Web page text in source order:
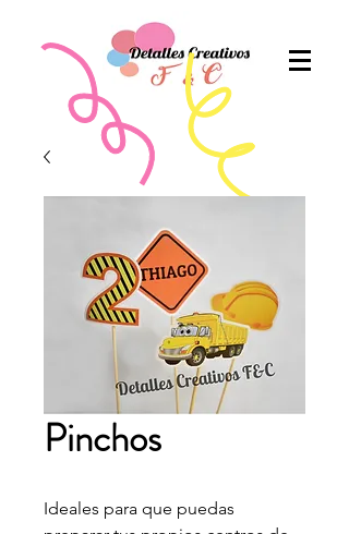
Pinchos
Ideales para que puedas